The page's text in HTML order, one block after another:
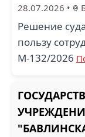
28.07.2026 •
Решение
пользу
М-132/2026